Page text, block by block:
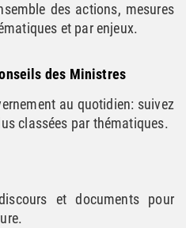
des actions, mesures
et par enjeux.
des Ministres
au quotidien: suivez
classées par thématiques.
et documents pour